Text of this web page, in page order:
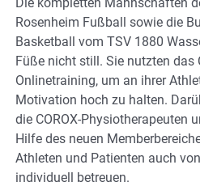
Rosenheim Fußball sowie die
Basketball vom TSV 1880
Füße nicht still. Sie nutzten das
Onlinetraining, um an ihrer
Motivation hoch zu halten.
die COROX-Physiotherapeuten
Hilfe des neuen
Athleten und Patienten auch
individuell betreuen.